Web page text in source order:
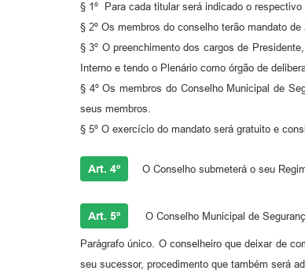
§ 1º Para cada titular será indicado o respectivo
§ 2º Os membros do conselho terão mandato
§ 3º O preenchimento dos cargos de
Interno e tendo o Plenário como órgão de
§ 4º Os membros do Conselho Municipal de
seus membros.
§ 5º O exercício do mandato será gratuito e
Art. 4º O Conselho submeterá o seu
Art. 5º O Conselho Municipal de
Parágrafo único. O conselheiro que deixar de
seu sucessor, procedimento que também será